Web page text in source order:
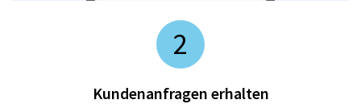
2
Kundenanfragen erhalten